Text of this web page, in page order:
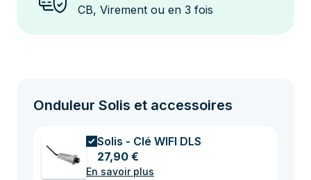
CB, Virement ou en 3 fois
Onduleur Solis et accessoires
Solis - Clé WIFI DLS
27,90 €
En savoir plus